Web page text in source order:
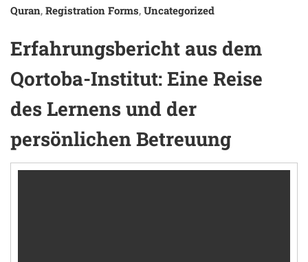
Quran, Registration Forms, Uncategorized
Erfahrungsbericht aus dem
Qortoba-Institut: Eine Reise
des Lernens und der
persönlichen Betreuung